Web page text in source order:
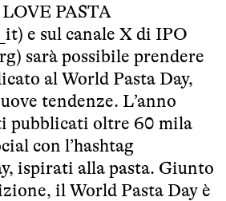
PASTA
e sul canale X di IPO
sarà possibile prendere
al World Pasta Day,
tendenze. L’anno
pubblicati oltre 60 mila
con l’hashtag
ispirati alla pasta. Giunto
il World Pasta Day è